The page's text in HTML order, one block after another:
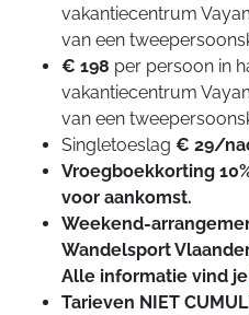
vakantiecentrum
van een
€ 198 per persoon in
vakantiecentrum
van een
Singletoeslag € 29/
Vroegboekkorting
voor aankomst.
Weekend-
Wandelsport
Alle informatie vind je
Tarieven NIET